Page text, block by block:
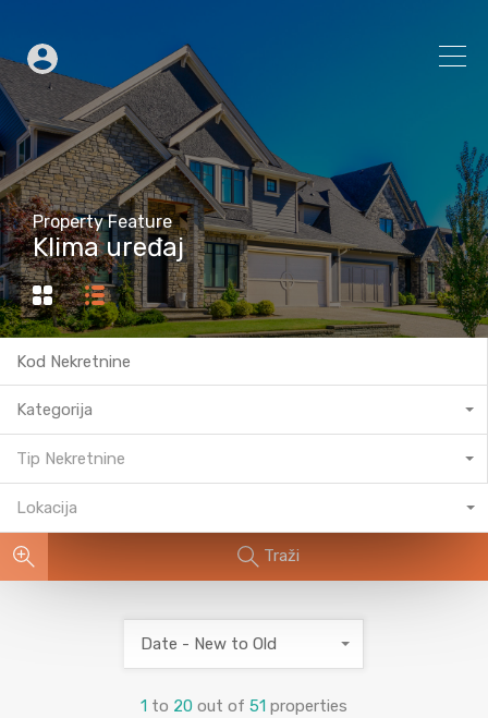
Property Feature
Klima uređaj
Kategorija
Tip Nekretnine
Lokacija
Traži
1 to 20 out of 51 properties
Date - New to Old